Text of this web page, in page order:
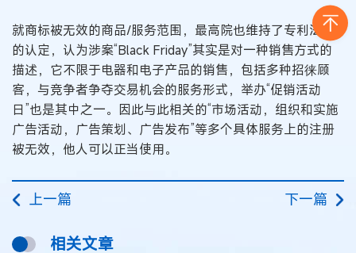
就商标被无效的商品/服务范围，最高院也维持了专利法院
的认定，认为涉案“Black Friday”其实是对一种销售方式的
描述，它不限于电器和电子产品的销售，包括多种招徕顾
客，与竞争者争夺交易机会的服务形式，举办“促销活动
日”也是其中之一。因此与此相关的“市场活动，组织和实施
广告活动，广告策划、广告发布”等多个具体服务上的注册
被无效，他人可以正当使用。
上一篇 下一篇
相关文章